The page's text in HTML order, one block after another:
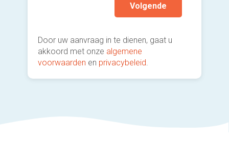
Volgende
Door uw aanvraag in te dienen, gaat u
akkoord met onze algemene
voorwaarden en privacybeleid